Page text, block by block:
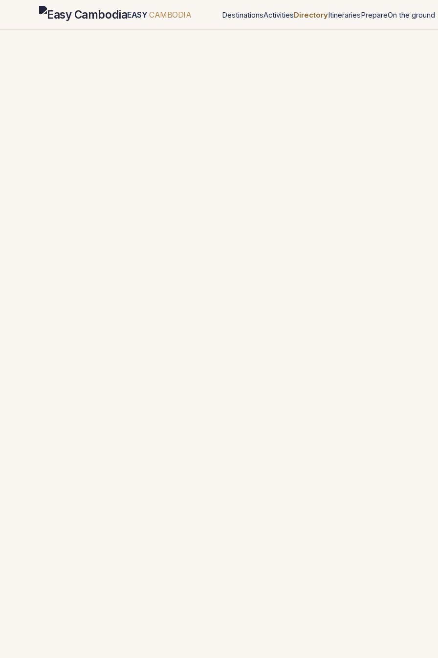
EASY CAMBODIA DestinationsActivitiesDirectoryItinerariesPrepareOn the ground